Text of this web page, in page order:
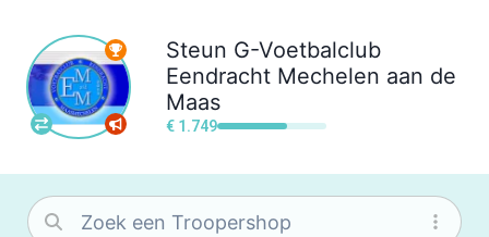
Steun G-Voetbalclub
Eendracht Mechelen aan de
Maas
€ 1.749